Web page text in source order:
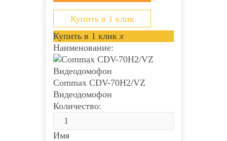
Купить в 1 клик
Купить в 1 клик x
Наименование:
Commax CDV-70H2/VZ
Видеодомофон
Количество:
Имя